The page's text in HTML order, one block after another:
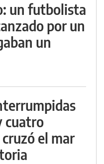
un futbolista
por un
un
cuatro
el mar